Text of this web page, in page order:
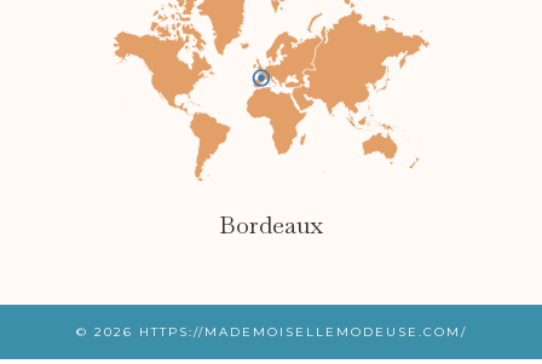
Bordeaux
© 2026 HTTPS://MADEMOISELLEMODEUSE.COM/